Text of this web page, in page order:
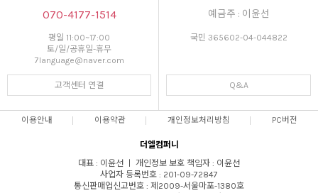
070-4177-1514
평일 11:00~17:00
토/일/공휴일-휴무
7language@naver.com
고객센터 연결
예금주 : 이윤선
국민 365602-04-044822
Q&A
이용안내 이용약관 개인정보처리방침 PC버전
더엘컴퍼니
대표 : 이윤선 ㅣ 개인정보 보호 책임자 : 이윤선
사업자 등록번호 : 201-09-72847
통신판매업신고번호 : 제2009-서울마포-1380호